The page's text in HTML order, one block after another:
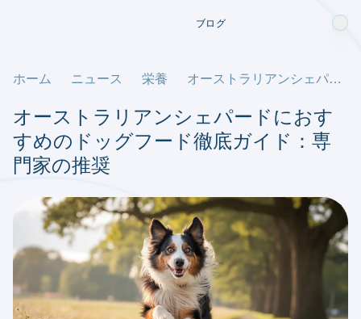
ブログ
ホーム ニュース 栄養 オーストラリアンシェパードにおすすめのドッグフード徹底ガイド：専門家の推奨
オーストラリアンシェパードにおす
すめのドッグフード徹底ガイド：専
門家の推奨